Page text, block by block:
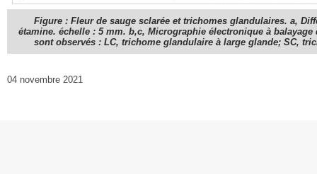
Figure : Fleur de sauge sclarée et trichomes glandulaires. a,
étamine. échelle : 5 mm. b,c, Micrographie électronique à
sont observés : LC, trichome glandulaire à large glande; SC,
04 novembre 2021